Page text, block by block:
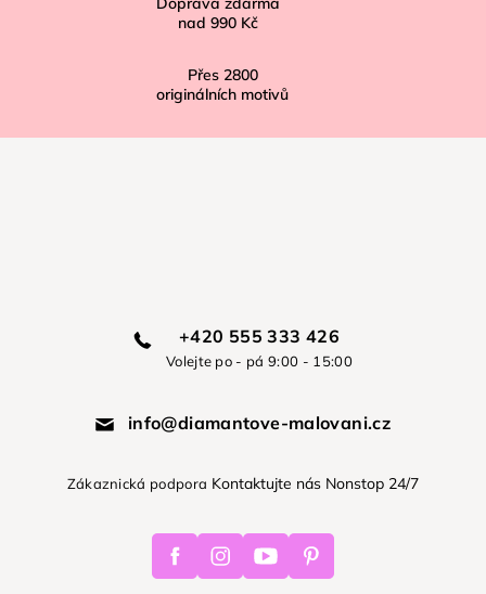
nad 990 Kč
Přes 2800
originálních motivů
+420 555 333 426
Volejte po - pá 9:00 - 15:00
info@diamantove-malovani.cz
Zákaznická podpora Kontaktujte nás Nonstop 24/7
FacebookInstagramYoutube Pinterest